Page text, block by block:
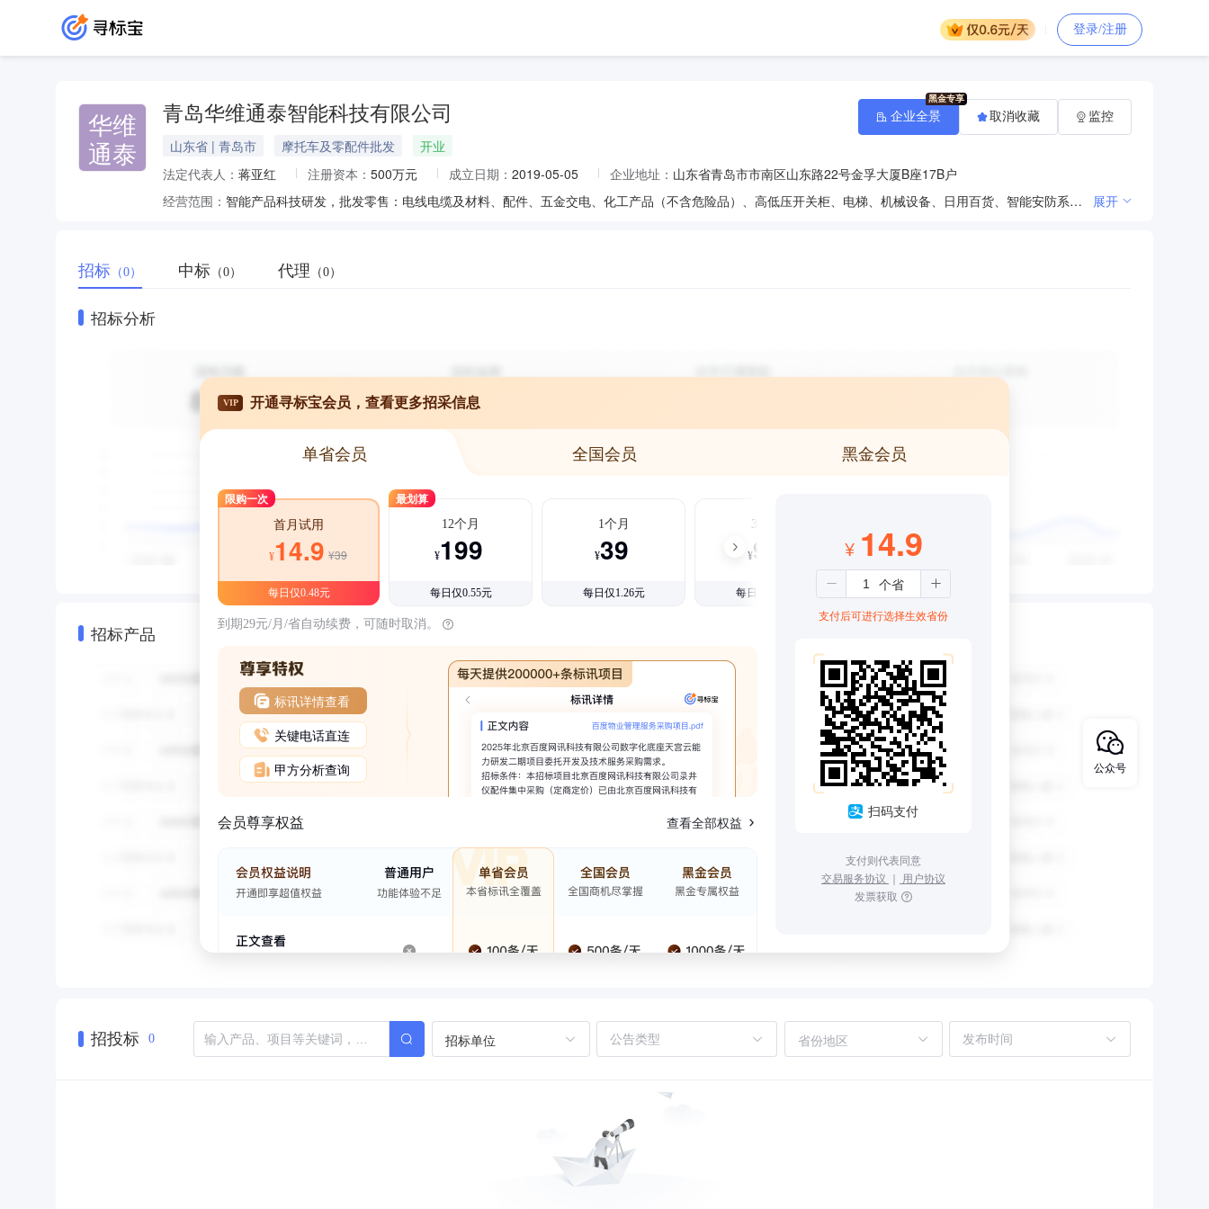
登录/注册
华维
通泰
青岛华维通泰智能科技有限公司
山东省 | 青岛市 摩托车及零配件批发
开业
法定代表人： 蒋亚红 注册资本： 500万元 成立日期： 2019-05-05 企业地址： 山东省青岛市市南区山东路22号金孚大厦B座17B户
经营范围：
智能产品科技研发，批发零售：电线电缆及材料、配件、五金交电、化工产品（不含危险品）、高低压开关柜、电梯、机械设备、日用百货、智能安防系统、建筑装饰材料，电子产品及元器件，网络工程、通讯工程、市政工程、装饰工程的设计、施工，景观工程，弱电工程施工，货物进出口（不含出版物）。（依法须经批准的项目，经相关部门批准后方可开展经营活动） 展开
企业全景 取消收藏 监控
招标 （0） 中标 （0） 代理 （0）
招标分析
招标产品
VIP 开通寻标宝会员，查看更多招采信息
单省会员 全国会员 黑金会员
限购一次
首月试用
¥14.9 ¥39
每日仅0.48元
最划算
12个月
¥199
每日仅0.55元
1个月
¥39
每日仅1.26元
3个月
¥99
每日仅1.08元
到期29元/月/省自动续费，可随时取消。
标讯详情查看
关键电话直连
甲方分析查询
会员尊享权益 查看全部权益
¥ 14.9
支付后可进行选择生效省份
扫码支付
支付则代表同意
交易服务协议 ｜ 用户协议
发票获取
招投标 0 招标单位 省份地区
公众号